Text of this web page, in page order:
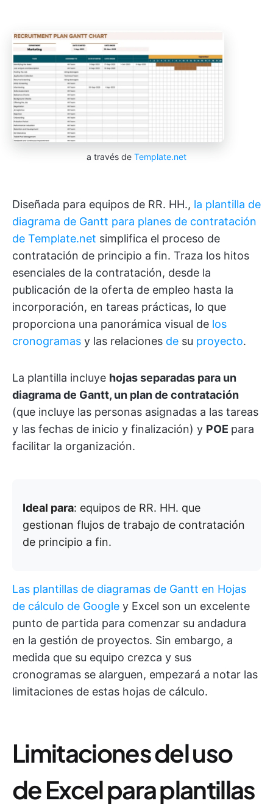
a través de Template.net
Diseñada para equipos de RR. HH., la plantilla de
diagrama de Gantt para planes de contratación
de Template.net simplifica el proceso de
contratación de principio a fin. Traza los hitos
esenciales de la contratación, desde la
publicación de la oferta de empleo hasta la
incorporación, en tareas prácticas, lo que
proporciona una panorámica visual de los
cronogramas y las relaciones de su proyecto.
La plantilla incluye hojas separadas para un
diagrama de Gantt, un plan de contratación
(que incluye las personas asignadas a las tareas
y las fechas de inicio y finalización) y POE para
facilitar la organización.
Ideal para: equipos de RR. HH. que
gestionan flujos de trabajo de contratación
de principio a fin.
Las plantillas de diagramas de Gantt en Hojas
de cálculo de Google y Excel son un excelente
punto de partida para comenzar su andadura
en la gestión de proyectos. Sin embargo, a
medida que su equipo crezca y sus
cronogramas se alarguen, empezará a notar las
limitaciones de estas hojas de cálculo.
Limitaciones del uso
de Excel para plantillas